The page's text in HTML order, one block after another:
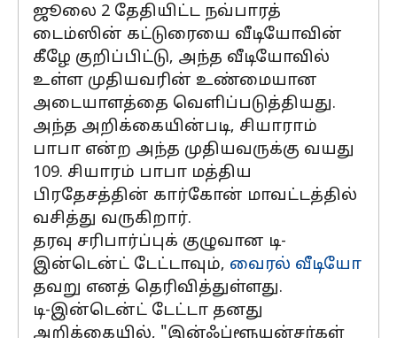
ஜூலை 2 தேதியிட்ட நவ்பாரத்
டைம்ஸின் கட்டுரையை வீடியோவின்
கீழே குறிப்பிட்டு, அந்த வீடியோவில்
உள்ள முதியவரின் உண்மையான
அடையாளத்தை வெளிப்படுத்தியது.
அந்த அறிக்கையின்படி, சியாராம்
பாபா என்ற அந்த முதியவருக்கு வயது
109. சியாரம் பாபா மத்திய
பிரதேசத்தின் கார்கோன் மாவட்டத்தில்
வசித்து வருகிறார்.
தரவு சரிபார்ப்புக் குழுவான டி-
இன்டென்ட் டேட்டாவும், வைரல் வீடியோ
தவறு எனத் தெரிவித்துள்ளது.
டி-இன்டென்ட் டேட்டா தனது